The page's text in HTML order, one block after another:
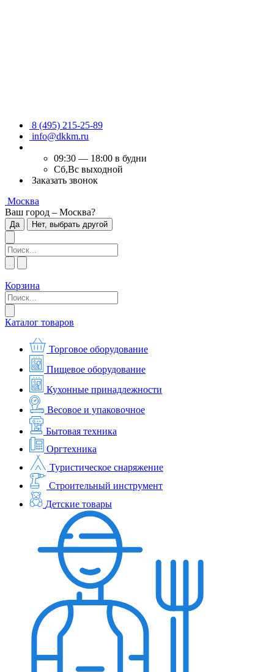
8 (495) 215-25-89
info@dkkm.ru
09:30 — 18:00 в будни
Сб,Вс выходной
Заказать звонок
Москва
Ваш город – Москва?
Да Нет, выбрать другой
Корзина
Каталог товаров
Торговое оборудование
Пищевое оборудование
Кухонные принадлежности
Весовое и упаковочное
Бытовая техника
Оргтехника
Туристическое снаряжение
Строительный инструмент
Детские товары